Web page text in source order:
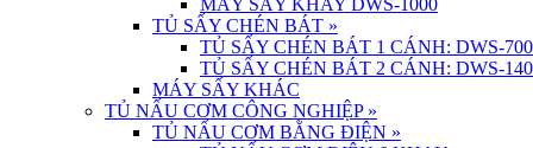
MÁY SẤY KHAY DWS-1000
TỦ SẤY CHÉN BÁT »
TỦ SẤY CHÉN BÁT 1 CÁNH: DWS-700
TỦ SẤY CHÉN BÁT 2 CÁNH: DWS-
MÁY SẤY KHÁC
TỦ NẤU CƠM CÔNG NGHIỆP »
TỦ NẤU CƠM BẰNG ĐIỆN »